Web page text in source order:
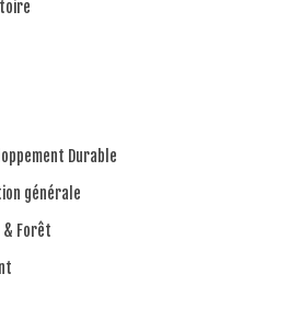
Durable
générale
Forêt